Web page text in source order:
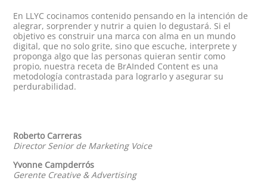
En LLYC cocinamos contenido pensando en la intención de
alegrar, sorprender y nutrir a quien lo degustará. Si el
objetivo es construir una marca con alma en un mundo
digital, que no solo grite, sino que escuche, interprete y
proponga algo que las personas quieran sentir como
propio, nuestra receta de BrAInded Content es una
metodología contrastada para lograrlo y asegurar su
perdurabilidad.
Roberto Carreras
Director Senior de Marketing Voice
Yvonne Campderrós
Gerente Creative & Advertising